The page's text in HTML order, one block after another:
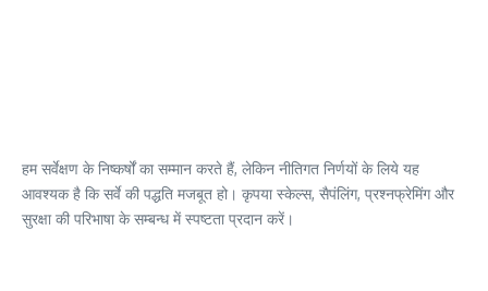
हम सर्वेक्षण के निष्कर्षों का सम्मान करते हैं, लेकिन नीतिगत निर्णयों के लिये यह
आवश्यक है कि सर्वे की पद्धति मजबूत हो। कृपया स्केल्स, सैपंलिंग, प्रश्नफ्रेमिंग और
सुरक्षा की परिभाषा के सम्बन्ध में स्पष्टता प्रदान करें।